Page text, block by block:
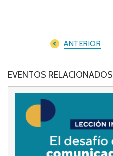
ANTERIOR
EVENTOS RELACIONADOS